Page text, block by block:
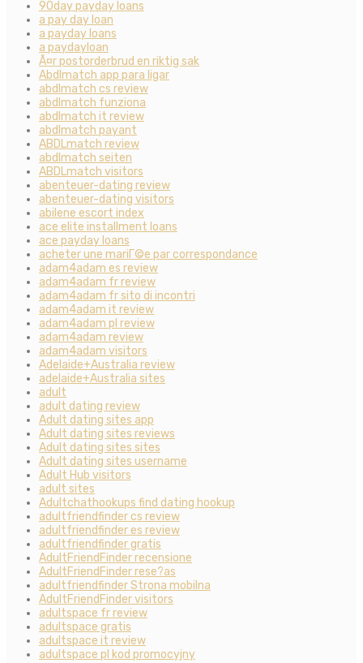
90day payday loans
a pay day loan
a payday loans
a paydayloan
Ã¤r postorderbrud en riktig sak
Abdlmatch app para ligar
abdlmatch cs review
abdlmatch funziona
abdlmatch it review
abdlmatch payant
ABDLmatch review
abdlmatch seiten
ABDLmatch visitors
abenteuer-dating review
abenteuer-dating visitors
abilene escort index
ace elite installment loans
ace payday loans
acheter une mariГ©e par correspondance
adam4adam es review
adam4adam fr review
adam4adam fr sito di incontri
adam4adam it review
adam4adam pl review
adam4adam review
adam4adam visitors
Adelaide+Australia review
adelaide+Australia sites
adult
adult dating review
Adult dating sites app
Adult dating sites reviews
Adult dating sites sites
Adult dating sites username
Adult Hub visitors
adult sites
Adultchathookups find dating hookup
adultfriendfinder cs review
adultfriendfinder es review
adultfriendfinder gratis
AdultFriendFinder recensione
AdultFriendFinder rese?as
adultfriendfinder Strona mobilna
AdultFriendFinder visitors
adultspace fr review
adultspace gratis
adultspace it review
adultspace pl kod promocyjny